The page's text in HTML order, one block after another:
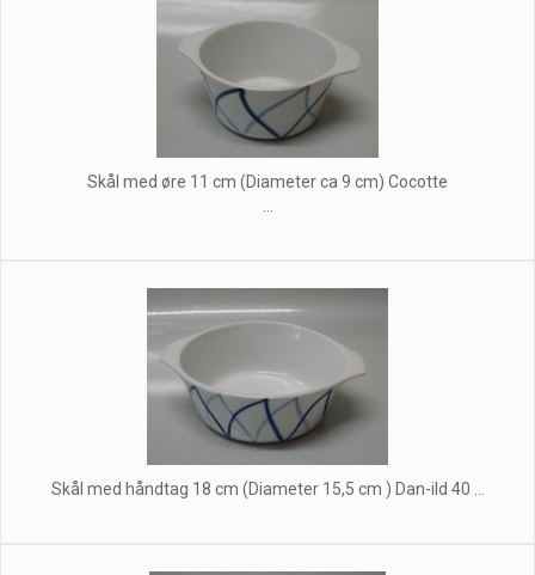
Skål med øre 11 cm (Diameter ca 9 cm) Cocotte
Skål med håndtag 18 cm (Diameter 15,5 cm ) Dan-ild 40 ...